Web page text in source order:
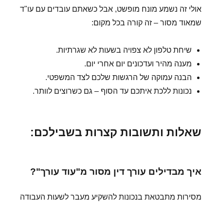
אולי זה נשמע מונח מופשט, אבל כשאתם עובדים עם עו"ד
שמאוד מסור – זה קורה בכל מקום:
שיחת טלפון לא צפויה בשעות לא שגרתיות.
מענה מהיר ועדכונים יום אחרי יום.
הבנה עמוקה של הרגשות שלכם לצד המשפטי.
נכונות ללכת איתכם עד הסוף – גם כשרוצים לוותר.
שאלות ותשובות קצרות בשבילכם:
איך מבדילים עורך דין מסור מ"עוד עורך"?
מסירות מתבטאת בנכונות להשקיע מעבר לשעות העבודה